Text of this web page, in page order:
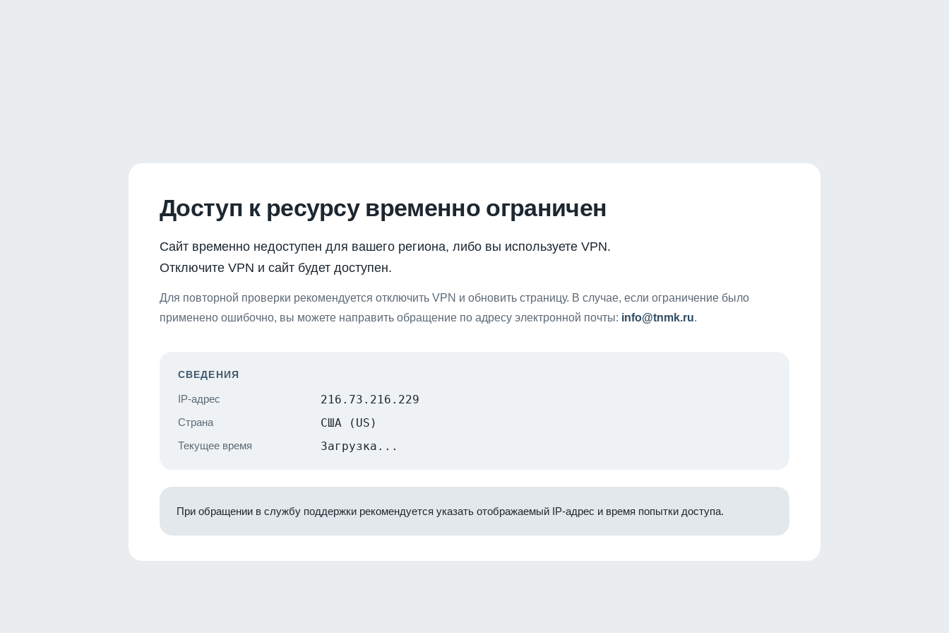
Доступ к ресурсу временно ограничен
Сайт временно недоступен для вашего региона, либо вы используете VPN.
Отключите VPN и сайт будет доступен.
Для повторной проверки рекомендуется отключить VPN и обновить страницу. В случае, если ограничение было
применено ошибочно, вы можете направить обращение по адресу электронной почты: info@tnmk.ru.
СВЕДЕНИЯ
IP-адрес 216.73.216.229
Страна США (US)
Текущее время Загрузка...
При обращении в службу поддержки рекомендуется указать отображаемый IP-адрес и время попытки доступа.